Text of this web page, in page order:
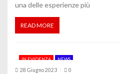
r
c
una delle esperienze più
READ MORE
IN EVIDENZA NEWS
28 Giugno 2023 0